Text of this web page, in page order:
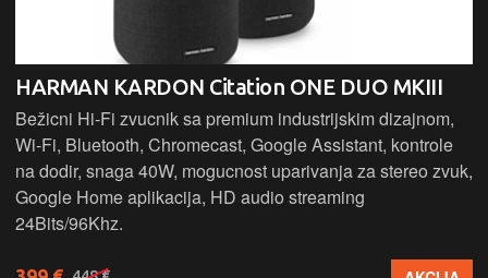
HARMAN KARDON Citation ONE DUO MKIII
Bežicni Hi-Fi zvucnik sa premium industrijskim dizajnom,
Wi-Fi, Bluetooth, Chromecast, Google Assistant, kontrole
na dodir, snaga 40W, mogucnost uparivanja za stereo zvuk,
Google Home aplikacija, HD audio streaming
24Bits/96Khz.